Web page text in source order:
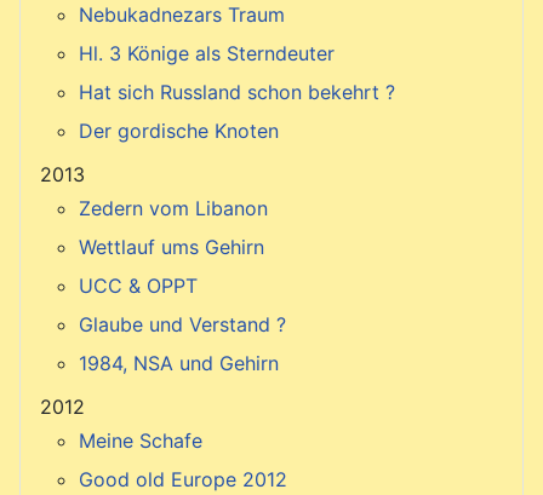
Nebukadnezars Traum
Hl. 3 Könige als Sterndeuter
Hat sich Russland schon bekehrt ?
Der gordische Knoten
2013
Zedern vom Libanon
Wettlauf ums Gehirn
UCC & OPPT
Glaube und Verstand ?
1984, NSA und Gehirn
2012
Meine Schafe
Good old Europe 2012